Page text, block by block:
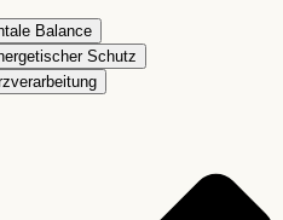
Balance
Schutz